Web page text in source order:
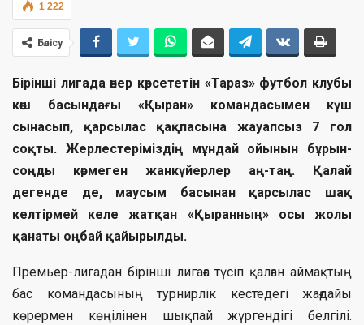
1 222
Бөлісу
Бірінші лигада өнер көрсететін «Тараз» футбол клубы
көш басындағы «Қыран» командасымен күш
сынасып, қарсылас қақпасына жауапсыз 7 гол
соқты. Жерлестеріміздің мұндай ойынын бұрын-
соңды көрмеген жанкүйерлер аң-таң. Қалай
дегенде де, маусым басынан қарсылас шақ
келтірмей келе жатқан «Қыранның» осы жолы
қанаты оңбай қайырылды.
Премьер-лигадан бірінші лигаға түсіп қалған аймақтың
бас командасының турнирлік кестедегі жағдайы
көрермен көңілінен шықпай жүргендігі белгілі.